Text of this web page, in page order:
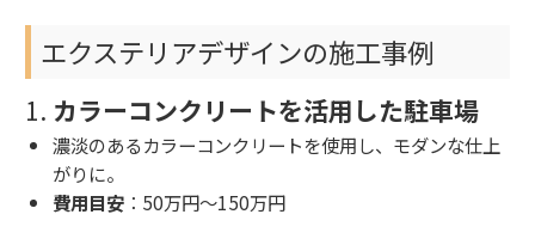
エクステリアデザインの施工事例
1. カラーコンクリートを活用した駐車場
濃淡のあるカラーコンクリートを使用し、モダンな仕上
がりに。
費用目安 ：50万円～150万円